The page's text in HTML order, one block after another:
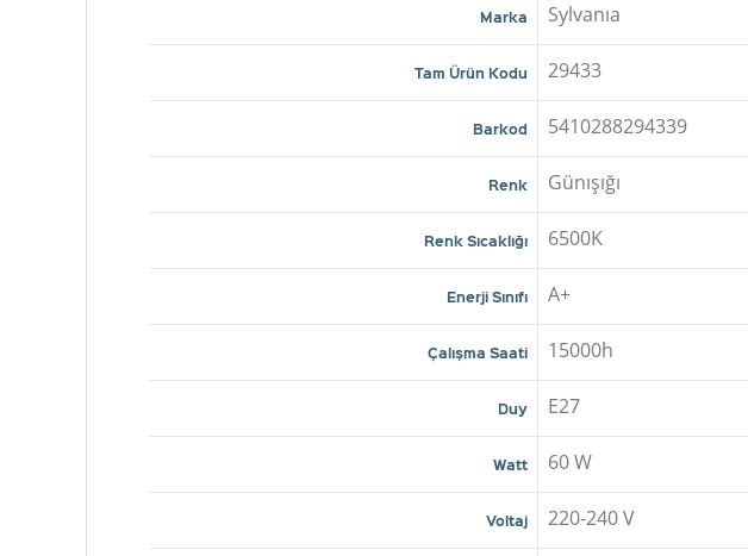
Marka Sylvanıa
Tam Ürün Kodu 29433
Barkod 5410288294339
Renk Günışığı
Renk Sıcaklığı 6500K
Enerji Sınıfı A+
Çalışma Saati 15000h
Duy E27
Watt 60 W
Voltaj 220-240 V